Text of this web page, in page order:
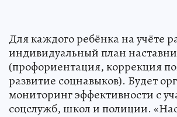
Для каждого ребёнка на учёте
индивидуальный план
(профориентация, коррекция
развитие соцнавыков). Будет
мониторинг эффективности с
соцслужб, школ и полиции.